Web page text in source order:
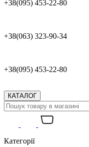
+38(095) 453-22-80
+38(063) 323-90-34
+38(095) 453-22-80
КАТАЛОГ
Категорії